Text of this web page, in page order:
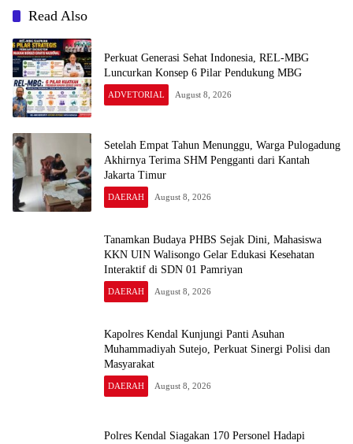
Read Also
Perkuat Generasi Sehat Indonesia, REL-MBG
Luncurkan Konsep 6 Pilar Pendukung MBG
ADVETORIAL August 8, 2026
Setelah Empat Tahun Menunggu, Warga Pulogadung
Akhirnya Terima SHM Pengganti dari Kantah
Jakarta Timur
DAERAH August 8, 2026
Tanamkan Budaya PHBS Sejak Dini, Mahasiswa
KKN UIN Walisongo Gelar Edukasi Kesehatan
Interaktif di SDN 01 Pamriyan
DAERAH August 8, 2026
Kapolres Kendal Kunjungi Panti Asuhan
Muhammadiyah Sutejo, Perkuat Sinergi Polisi dan
Masyarakat
DAERAH August 8, 2026
Polres Kendal Siagakan 170 Personel Hadapi